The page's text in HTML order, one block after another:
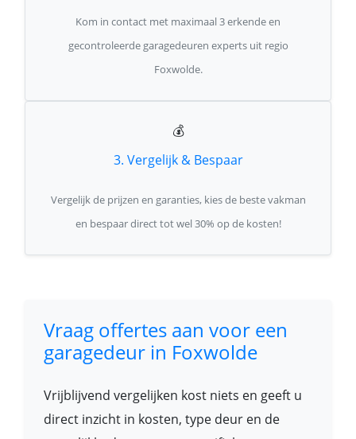
Kom in contact met maximaal 3 erkende en
gecontroleerde garagedeuren experts uit regio
Foxwolde.
💰
3. Vergelijk & Bespaar
Vergelijk de prijzen en garanties, kies de beste vakman
en bespaar direct tot wel 30% op de kosten!
Vraag offertes aan voor een
garagedeur in Foxwolde
Vrijblijvend vergelijken kost niets en geeft u
direct inzicht in kosten, type deur en de